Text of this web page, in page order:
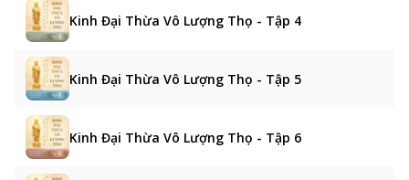
Kinh Đại Thừa Vô Lượng Thọ - Tập 4
Kinh Đại Thừa Vô Lượng Thọ - Tập 5
Kinh Đại Thừa Vô Lượng Thọ - Tập 6